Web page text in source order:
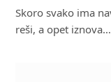
Skoro svako ima
reši, a opet iznova…